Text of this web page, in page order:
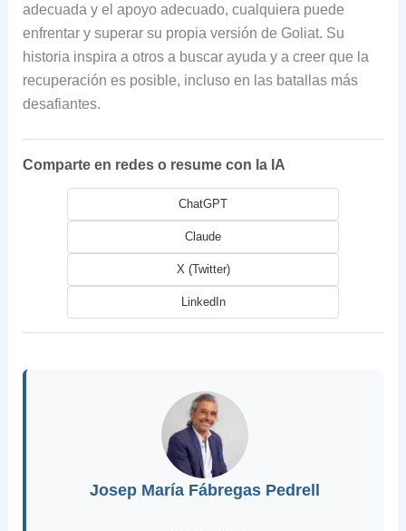
adecuada y el apoyo adecuado, cualquiera puede
enfrentar y superar su propia versión de Goliat. Su
historia inspira a otros a buscar ayuda y a creer que la
recuperación es posible, incluso en las batallas más
desafiantes.
Comparte en redes o resume con la IA
ChatGPT
Claude
X (Twitter)
LinkedIn
Josep María Fábregas Pedrell